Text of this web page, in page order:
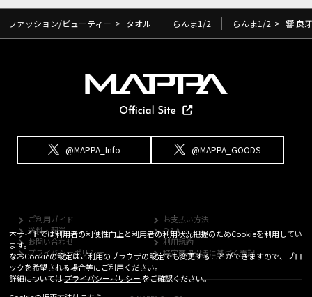
ファッション/ビューティー > タオル らんま1/2 らんま1/2 > 響 良牙
@MAPPA_Info @MAPPA_GOODS
ご利用ガイド
お支払い方法
送料・配送
Q&A
お問い合わせ
利用規約
プライバシーポリシー
特定商取引法に基づく表記
本サイトでは利用者の利便性向上と利用者の利用状況把握のためCookieを利用してい
ます。
なおCookieの設定はご利用のブラウザの設定でも変更することができますので、ブロ
ックを希望される場合等にご利用ください。
詳細についてはプライバシーポリシーをご確認ください。